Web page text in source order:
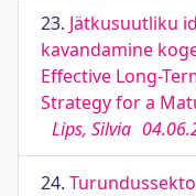
23. Jätkusuutliku
kavandamine
Effective Long-
Strategy for a
Lips, Silvia
24.